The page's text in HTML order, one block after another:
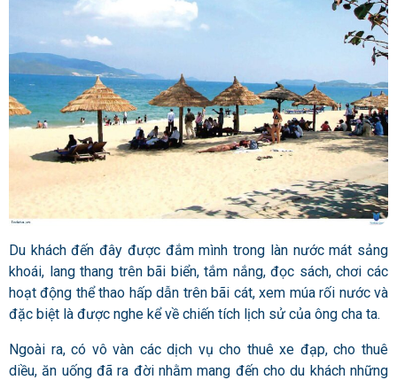
Du khách đến đây được đắm mình trong làn nước mát sảng
khoái, lang thang trên bãi biển, tắm nắng, đọc sách, chơi các
hoạt động thể thao hấp dẫn trên bãi cát, xem múa rối nước và
đặc biệt là được nghe kể về chiến tích lịch sử của ông cha ta.
Ngoài ra, có vô vàn các dịch vụ cho thuê xe đạp, cho thuê
diều, ăn uống đã ra đời nhằm mang đến cho du khách những